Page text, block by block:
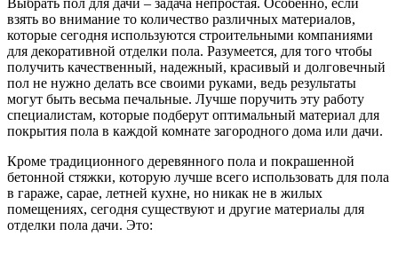
взять во внимание то количество различных материалов,
которые сегодня используются строительными компаниями
для декоративной отделки пола. Разумеется, для того чтобы
получить качественный, надежный, красивый и долговечный
пол не нужно делать все своими руками, ведь результаты
могут быть весьма печальные. Лучше поручить эту работу
специалистам, которые подберут оптимальный материал для
покрытия пола в каждой комнате загородного дома или дачи.
Кроме традиционного деревянного пола и покрашенной
бетонной стяжки, которую лучше всего использовать для пола
в гараже, сарае, летней кухне, но никак не в жилых
помещениях, сегодня существуют и другие материалы для
отделки пола дачи. Это: